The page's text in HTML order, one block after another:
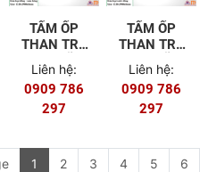
TẤM ỐP
THAN TRE
8MM MÃ T-
403
Liên hệ:
0909 786
297
TẤM ỐP
THAN TRE
8MM MÃ T-
402
Liên hệ:
0909 786
297
1 2 3 4 5 6